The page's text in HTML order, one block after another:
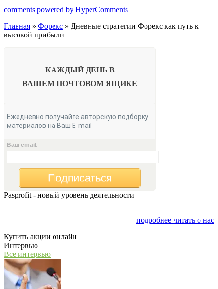
comments powered by HyperComments
Главная » Форекс » Дневные стратегии Форекс как путь к
высокой прибыли
КАЖДЫЙ ДЕНЬ В
ВАШЕМ ПОЧТОВОМ ЯЩИКЕ
Ежедневно получайте авторскую подборку
материалов на Ваш E-mail
Ваш email:
Подписаться
Pasprofit - новый уровень деятельности
подробнее читать о нас
Купить акции онлайн
Интервью
Все интервью